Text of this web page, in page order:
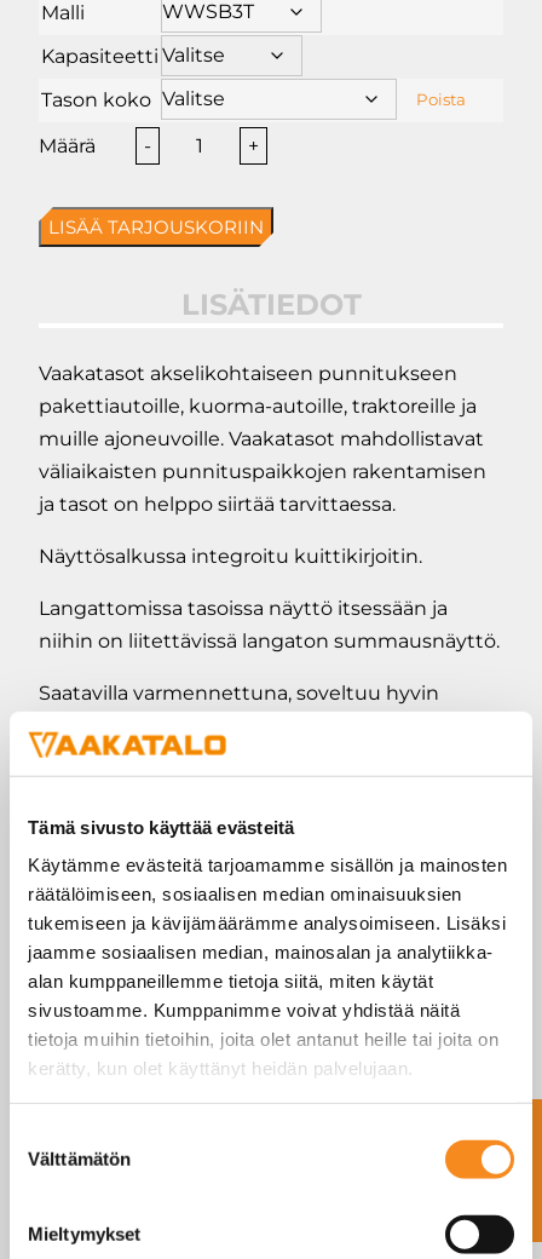
Tämä sivusto käyttää evästeitä
Käytämme evästeitä tarjoamamme sisällön ja mainosten
räätälöimiseen, sosiaalisen median ominaisuuksien
tukemiseen ja kävijämäärämme analysoimiseen. Lisäksi
jaamme sosiaalisen median, mainosalan ja analytiikka-
alan kumppaneillemme tietoja siitä, miten käytät
sivustoamme. Kumppanimme voivat yhdistää näitä
tietoja muihin tietoihin, joita olet antanut heille tai joita on
kerätty, kun olet käyttänyt heidän palvelujaan.
valinta
Välttämätön
Mieltymykset
Malli
Kapasiteetti
Tason koko
Poista
-
Dini
WWS
pyöräpainovaaka
+
LISÄÄ TARJOUSKORIIN
LISÄTIEDOT
Vaakatasot akselikohtaiseen punnitukseen
pakettiautoille, kuorma-autoille, traktoreille ja
muille ajoneuvoille. Vaakatasot mahdollistavat
väliaikaisten punnituspaikkojen rakentamisen
ja tasot on helppo siirtää tarvittaessa.
Näyttösalkussa integroitu kuittikirjoitin.
Langattomissa tasoissa näyttö itsessään ja
niihin on liitettävissä langaton summausnäyttö.
Saatavilla varmennettuna, soveltuu hyvin
katsastusasemien käyttöön.
Useita kapasiteettivaihtoehtoja / taso: 3T, 6T,
Malli Tason koko
Kaapeli /
Langaton
WWSB 400x300mm Kaapeli
WWSC 500x400mm Kaapeli
WWSE 700x450mm Kaapeli
WWSCRF
Ota yhteyttä